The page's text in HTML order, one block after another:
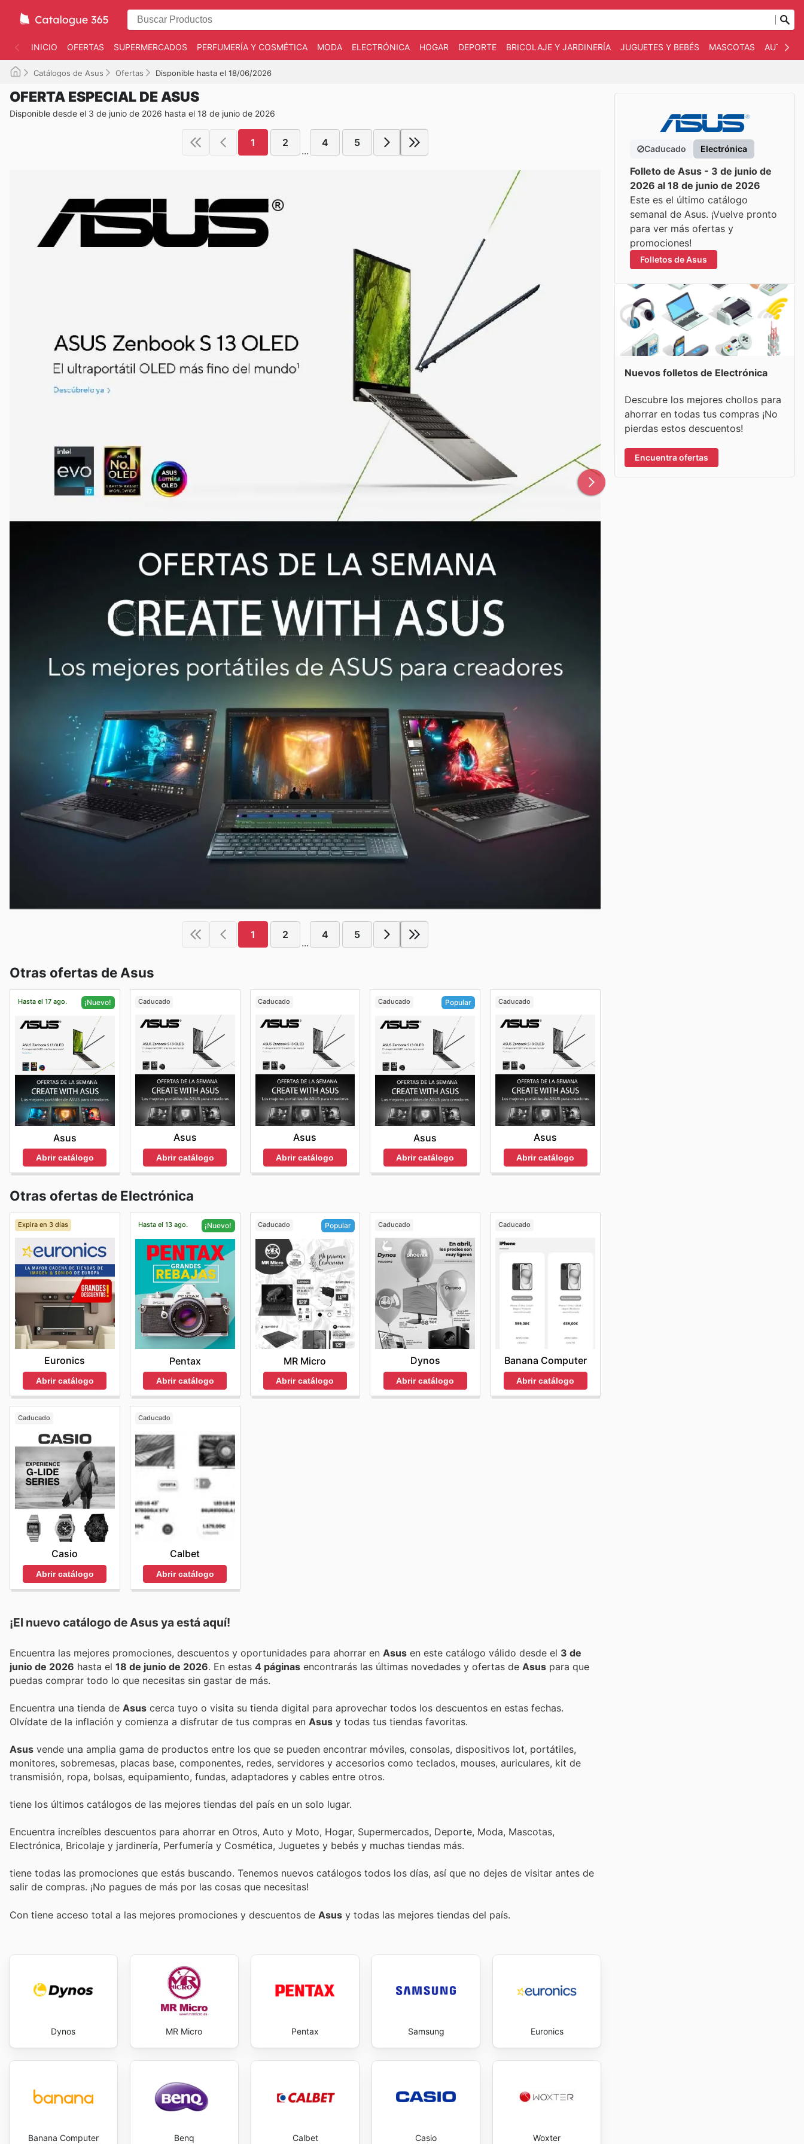
INICIO OFERTAS SUPERMERCADOS PERFUMERÍA Y COSMÉTICA MODA ELECTRÓNICA HOGAR DEPORTE BRICOLAJE Y JARDINERÍA JUGUETES Y BEBÉS MASCOTAS AUTO Y
Catálogos de Asus Ofertas Disponible hasta el 18/06/2026
OFERTA ESPECIAL DE ASUS
Disponible desde el 3 de junio de 2026 hasta el 18 de junio de 2026
1 2
...
4 5
1 2
...
4 5
Otras ofertas de Asus
Hasta el 17 ago. ¡Nuevo!
Asus
Abrir catálogo
Caducado
Asus
Abrir catálogo
Caducado
Asus
Abrir catálogo
Caducado Popular
Asus
Abrir catálogo
Caducado
Asus
Abrir catálogo
Otras ofertas de Electrónica
Expira en 3 días
Euronics
Abrir catálogo
Hasta el 13 ago. ¡Nuevo!
Pentax
Abrir catálogo
Caducado Popular
MR Micro
Abrir catálogo
Caducado
Dynos
Abrir catálogo
Caducado
Banana Computer
Abrir catálogo
Caducado
Casio
Abrir catálogo
Caducado
Calbet
Abrir catálogo
¡El nuevo catálogo de Asus ya está aquí!
Encuentra las mejores promociones, descuentos y oportunidades para ahorrar en Asus en este catálogo válido desde el 3 de
junio de 2026 hasta el 18 de junio de 2026 . En estas 4 páginas encontrarás las últimas novedades y ofertas de Asus para que
puedas comprar todo lo que necesitas sin gastar de más.
Encuentra una tienda de Asus cerca tuyo o visita su tienda digital para aprovechar todos los descuentos en estas fechas.
Olvídate de la inflación y comienza a disfrutar de tus compras en Asus y todas tus tiendas favoritas.
Asus vende una amplia gama de productos entre los que se pueden encontrar móviles, consolas, dispositivos Iot, portátiles,
monitores, sobremesas, placas base, componentes, redes, servidores y accesorios como teclados, mouses, auriculares, kit de
transmisión, ropa, bolsas, equipamiento, fundas, adaptadores y cables entre otros.
tiene los últimos catálogos de las mejores tiendas del país en un solo lugar.
Encuentra increíbles descuentos para ahorrar en Otros, Auto y Moto, Hogar, Supermercados, Deporte, Moda, Mascotas,
Electrónica, Bricolaje y jardinería, Perfumería y Cosmética, Juguetes y bebés y muchas tiendas más.
tiene todas las promociones que estás buscando. Tenemos nuevos catálogos todos los días, así que no dejes de visitar antes de
salir de compras. ¡No pagues de más por las cosas que necesitas!
Con tiene acceso total a las mejores promociones y descuentos de Asus y todas las mejores tiendas del país.
Dynos MR Micro Pentax Samsung Euronics
Banana Computer Benq Calbet Casio Woxter
Caducado Electrónica
Folleto de Asus - 3 de junio de
2026 al 18 de junio de 2026
Este es el último catálogo
semanal de Asus. ¡Vuelve pronto
para ver más ofertas y
promociones!
Folletos de Asus
Nuevos folletos de Electrónica
Descubre los mejores chollos para
ahorrar en todas tus compras ¡No
pierdas estos descuentos!
Encuentra ofertas